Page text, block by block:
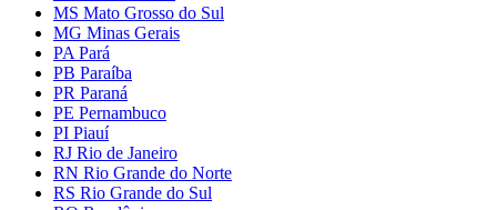
MS Mato Grosso do Sul
MG Minas Gerais
PA Pará
PB Paraíba
PR Paraná
PE Pernambuco
PI Piauí
RJ Rio de Janeiro
RN Rio Grande do Norte
RS Rio Grande do Sul